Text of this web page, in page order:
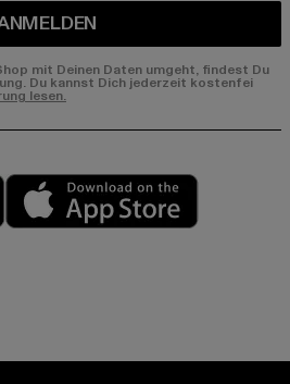
mit Deinen Daten umgeht, findest Du
Du kannst Dich jederzeit kostenfei
lesen.
Play market